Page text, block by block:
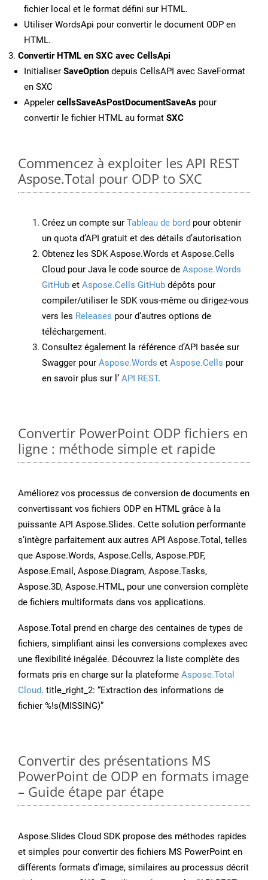
fichier local et le format défini sur HTML.
Utiliser WordsApi pour convertir le document ODP en
HTML.
Convertir HTML en SXC avec CellsApi
Initialiser SaveOption depuis CellsAPI avec SaveFormat
en SXC
Appeler cellsSaveAsPostDocumentSaveAs pour
convertir le fichier HTML au format SXC
Commencez à exploiter les API REST
Aspose.Total pour ODP to SXC
Créez un compte sur Tableau de bord pour obtenir
un quota d’API gratuit et des détails d’autorisation
Obtenez les SDK Aspose.Words et Aspose.Cells
Cloud pour Java le code source de Aspose.Words
GitHub et Aspose.Cells GitHub dépôts pour
compiler/utiliser le SDK vous-même ou dirigez-vous
vers les Releases pour d’autres options de
téléchargement.
Consultez également la référence d’API basée sur
Swagger pour Aspose.Words et Aspose.Cells pour
en savoir plus sur l’ API REST.
Convertir PowerPoint ODP fichiers en
ligne : méthode simple et rapide
Améliorez vos processus de conversion de documents en
convertissant vos fichiers ODP en HTML grâce à la
puissante API Aspose.Slides. Cette solution performante
s’intègre parfaitement aux autres API Aspose.Total, telles
que Aspose.Words, Aspose.Cells, Aspose.PDF,
Aspose.Email, Aspose.Diagram, Aspose.Tasks,
Aspose.3D, Aspose.HTML, pour une conversion complète
de fichiers multiformats dans vos applications.
Aspose.Total prend en charge des centaines de types de
fichiers, simplifiant ainsi les conversions complexes avec
une flexibilité inégalée. Découvrez la liste complète des
formats pris en charge sur la plateforme Aspose.Total
Cloud. title_right_2: “Extraction des informations de
fichier %!s(MISSING)”
Convertir des présentations MS
PowerPoint de ODP en formats image
– Guide étape par étape
Aspose.Slides Cloud SDK propose des méthodes rapides
et simples pour convertir des fichiers MS PowerPoint en
différents formats d’image, similaires au processus décrit